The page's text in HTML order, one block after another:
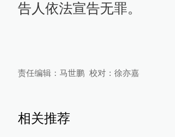
告人依法宣告无罪。
责任编辑： 马世鹏 校对： 徐亦嘉
相关推荐